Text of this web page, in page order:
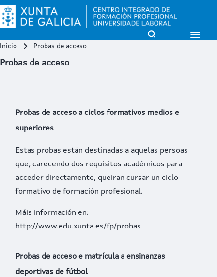
Buscar
Open Sidebar
Open Search Block
Inicio Probas de acceso
Probas de acceso
Probas de acceso a ciclos formativos medios e
superiores
Estas probas están destinadas a aquelas persoas
que, carecendo dos requisitos académicos para
acceder directamente, queiran cursar un ciclo
formativo de formación profesional.
Máis información en:
http://www.edu.xunta.es/fp/probas
Probas de acceso e matrícula a ensinanzas
deportivas de fútbol